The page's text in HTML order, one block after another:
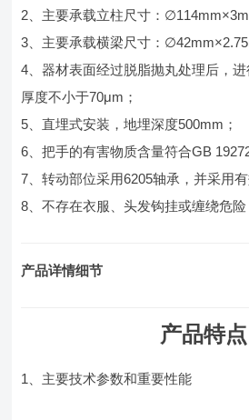
2、主要承载立柱尺寸：
3、主要承载横梁尺寸：
4、器材表面经过脱脂抛丸处理后，
厚度不小于70μm；
5、直埋式安装，地埋深度500mm；
6、把手的有害物质含量符合GB
7、转动部位采用6205轴承，并采用
8、不存在衣服、头发钩挂或缠绕危险
产品详情细节
产品特点
1、主要技术参数和重要性能